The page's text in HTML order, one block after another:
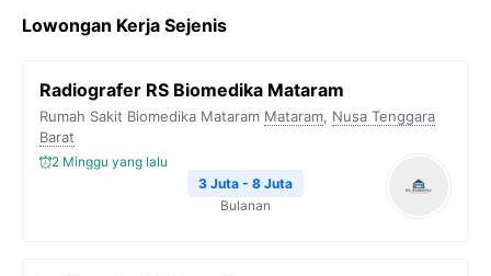
Lowongan Kerja Sejenis
Radiografer RS Biomedika Mataram
Rumah Sakit Biomedika Mataram Mataram, Nusa Tenggara
Barat
2 Minggu yang lalu
3 Juta - 8 Juta
Bulanan